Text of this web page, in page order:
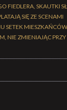
FIEDLERA, SKAUTKI
SIĘ ZE SCENAMI
SETEK
NIE ZMIENIAJĄC PRZY